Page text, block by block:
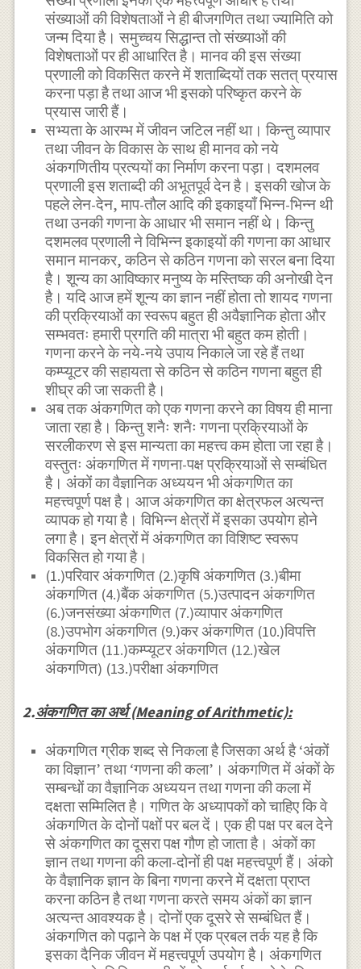
संख्याओं की विशेषताओं ने ही बीजगणित तथा ज्यामिति को
जन्म दिया है। समुच्चय सिद्धान्त तो संख्याओं की
विशेषताओं पर ही आधारित है। मानव की इस संख्या
प्रणाली को विकसित करने में शताब्दियों तक सतत् प्रयास
करना पड़ा है तथा आज भी इसको परिष्कृत करने के
प्रयास जारी हैं।
सभ्यता के आरम्भ में जीवन जटिल नहीं था। किन्तु व्यापार
तथा जीवन के विकास के साथ ही मानव को नये
अंकगणितीय प्रत्ययों का निर्माण करना पड़ा। दशमलव
प्रणाली इस शताब्दी की अभूतपूर्व देन है। इसकी खोज के
पहले लेन-देन, माप-तौल आदि की इकाइयाँ भिन्न-भिन्न थी
तथा उनकी गणना के आधार भी समान नहीं थे। किन्तु
दशमलव प्रणाली ने विभिन्न इकाइयों की गणना का आधार
समान मानकर, कठिन से कठिन गणना को सरल बना दिया
है। शून्य का आविष्कार मनुष्य के मस्तिष्क की अनोखी देन
है। यदि आज हमें शून्य का ज्ञान नहीं होता तो शायद गणना
की प्रक्रियाओं का स्वरूप बहुत ही अवैज्ञानिक होता और
सम्भवतः हमारी प्रगति की मात्रा भी बहुत कम होती।
गणना करने के नये-नये उपाय निकाले जा रहे हैं तथा
कम्प्यूटर की सहायता से कठिन से कठिन गणना बहुत ही
शीघ्र की जा सकती है।
अब तक अंकगणित को एक गणना करने का विषय ही माना
जाता रहा है। किन्तु शनैः शनैः गणना प्रक्रियाओं के
सरलीकरण से इस मान्यता का महत्त्व कम होता जा रहा है।
वस्तुतः अंकगणित में गणना-पक्ष प्रक्रियाओं से सम्बंधित
है। अंकों का वैज्ञानिक अध्ययन भी अंकगणित का
महत्त्वपूर्ण पक्ष है। आज अंकगणित का क्षेत्रफल अत्यन्त
व्यापक हो गया है। विभिन्न क्षेत्रों में इसका उपयोग होने
लगा है। इन क्षेत्रों में अंकगणित का विशिष्ट स्वरूप
विकसित हो गया है।
(1.)परिवार अंकगणित (2.)कृषि अंकगणित (3.)बीमा
अंकगणित (4.)बैंक अंकगणित (5.)उत्पादन अंकगणित
(6.)जनसंख्या अंकगणित (7.)व्यापार अंकगणित
(8.)उपभोग अंकगणित (9.)कर अंकगणित (10.)विपत्ति
अंकगणित (11.)कम्प्यूटर अंकगणित (12.)खेल
अंकगणित) (13.)परीक्षा अंकगणित
2.अंकगणित का अर्थ (Meaning of Arithmetic):
अंकगणित ग्रीक शब्द से निकला है जिसका अर्थ है ‘अंकों
का विज्ञान’ तथा ‘गणना की कला’। अंकगणित में अंकों के
सम्बन्धों का वैज्ञानिक अध्ययन तथा गणना की कला में
दक्षता सम्मिलित है। गणित के अध्यापकों को चाहिए कि वे
अंकगणित के दोनों पक्षों पर बल दें। एक ही पक्ष पर बल देने
से अंकगणित का दूसरा पक्ष गौण हो जाता है। अंकों का
ज्ञान तथा गणना की कला-दोनों ही पक्ष महत्त्वपूर्ण हैं। अंको
के वैज्ञानिक ज्ञान के बिना गणना करने में दक्षता प्राप्त
करना कठिन है तथा गणना करते समय अंकों का ज्ञान
अत्यन्त आवश्यक है। दोनों एक दूसरे से सम्बंधित हैं।
अंकगणित को पढ़ाने के पक्ष में एक प्रबल तर्क यह है कि
इसका दैनिक जीवन में महत्त्वपूर्ण उपयोग है। अंकगणित